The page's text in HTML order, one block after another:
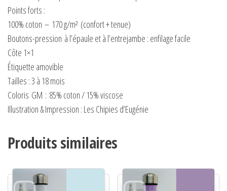
Points forts :
100% coton – 170 g/m² (confort + tenue)
Boutons-pression à l’épaule et à l’entrejambe : enfilage facile
Côte 1×1
Étiquette amovible
Tailles : 3 à 18 mois
Coloris GM : 85% coton / 15% viscose
Illustration & Impression : Les Chipies d’Eugénie
Produits similaires